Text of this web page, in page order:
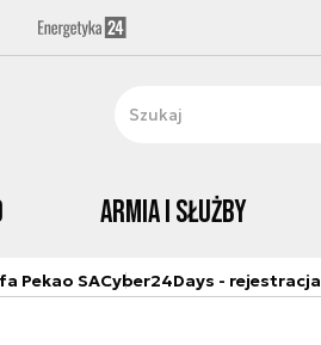
Armia i Służby
Pekao SACyber24Days - rejestracja